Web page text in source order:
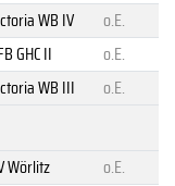
WB IV
o.E.
GHC II
o.E.
WB III
o.E.
Wörlitz
o.E.